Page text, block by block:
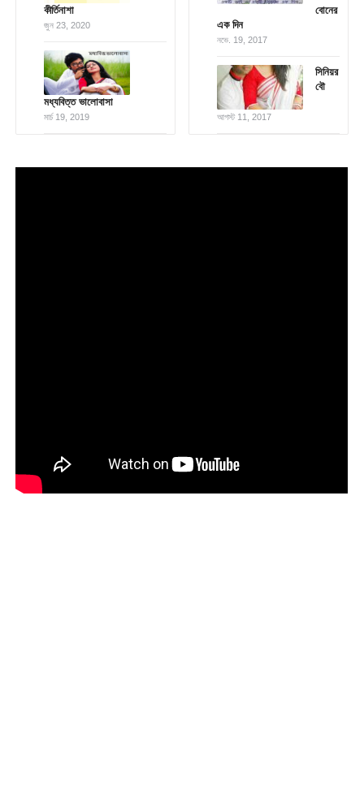
কীর্তিনাশা
জুন 23, 2020
মধ্যবিত্ত ভালোবাসা
মার্চ 19, 2019
বোনের
এক দিন
নভে. 19, 2017
সিনিয়র
বৌ
আগস্ট 11, 2017